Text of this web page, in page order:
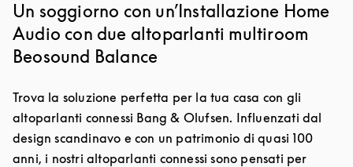
Un soggiorno con un’Installazione Home
Audio con due altoparlanti multiroom
Beosound Balance
Trova la soluzione perfetta per la tua casa con gli
altoparlanti connessi Bang & Olufsen. Influenzati dal
design scandinavo e con un patrimonio di quasi 100
anni, i nostri altoparlanti connessi sono pensati per